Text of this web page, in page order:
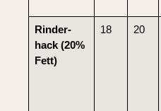
Rinder­
hack (20%
Fett)
18 20